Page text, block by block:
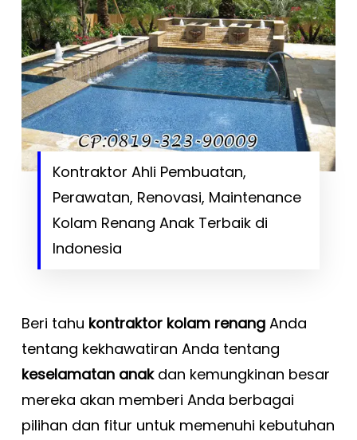
Kontraktor Ahli Pembuatan,
Perawatan, Renovasi, Maintenance
Kolam Renang Anak Terbaik di
Indonesia
Beri tahu kontraktor kolam renangAnda
tentang kekhawatiran Anda tentang
keselamatan anakdan kemungkinan besar
mereka akan memberi Anda berbagai
pilihan dan fitur untuk memenuhi kebutuhan